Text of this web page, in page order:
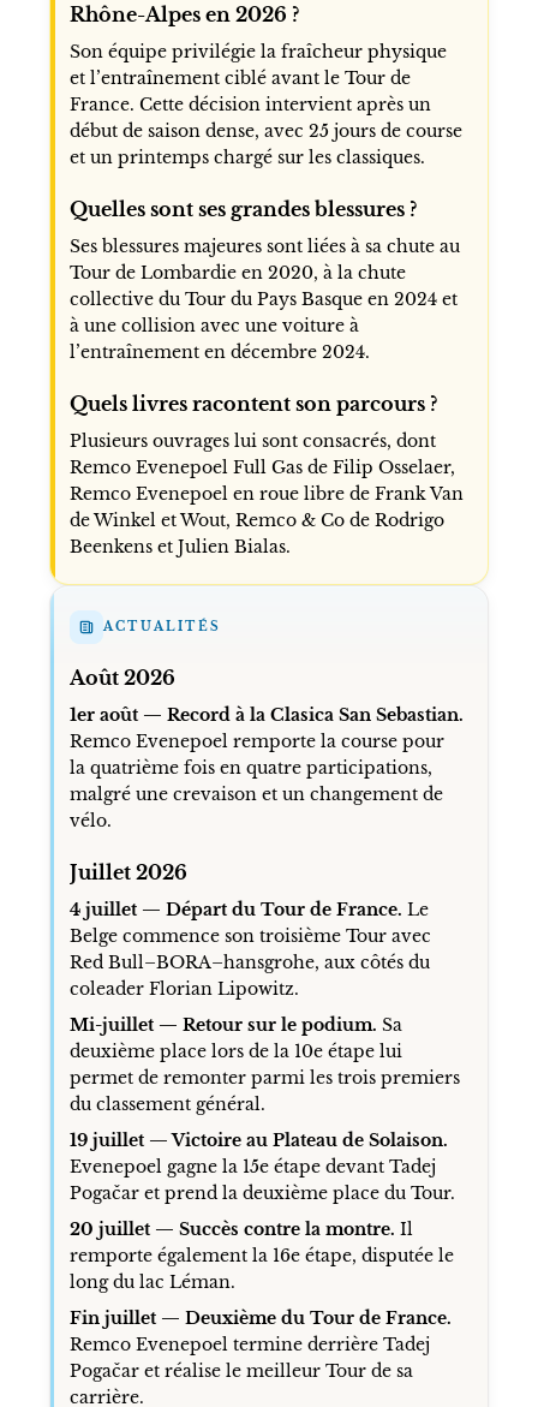
Rhône-Alpes en 2026 ?
Son équipe privilégie la fraîcheur physique
et l’entraînement ciblé avant le Tour de
France. Cette décision intervient après un
début de saison dense, avec 25 jours de course
et un printemps chargé sur les classiques.
Quelles sont ses grandes blessures ?
Ses blessures majeures sont liées à sa chute au
Tour de Lombardie en 2020, à la chute
collective du Tour du Pays Basque en 2024 et
à une collision avec une voiture à
l’entraînement en décembre 2024.
Quels livres racontent son parcours ?
Plusieurs ouvrages lui sont consacrés, dont
Remco Evenepoel Full Gas de Filip Osselaer,
Remco Evenepoel en roue libre de Frank Van
de Winkel et Wout, Remco & Co de Rodrigo
Beenkens et Julien Bialas.
ACTUALITÉS
Août 2026
1er août — Record à la Clasica San Sebastian.
Remco Evenepoel remporte la course pour
la quatrième fois en quatre participations,
malgré une crevaison et un changement de
vélo.
Juillet 2026
4 juillet — Départ du Tour de France. Le
Belge commence son troisième Tour avec
Red Bull–BORA–hansgrohe, aux côtés du
coleader Florian Lipowitz.
Mi-juillet — Retour sur le podium. Sa
deuxième place lors de la 10e étape lui
permet de remonter parmi les trois premiers
du classement général.
19 juillet — Victoire au Plateau de Solaison.
Evenepoel gagne la 15e étape devant Tadej
Pogačar et prend la deuxième place du Tour.
20 juillet — Succès contre la montre. Il
remporte également la 16e étape, disputée le
long du lac Léman.
Fin juillet — Deuxième du Tour de France.
Remco Evenepoel termine derrière Tadej
Pogačar et réalise le meilleur Tour de sa
carrière.